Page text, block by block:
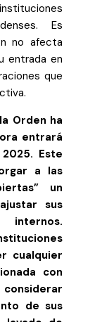
Es
no afecta
entrada en
que
Orden ha
entrará
Este
a las
un
sus
internos.
cualquier
con
de sus